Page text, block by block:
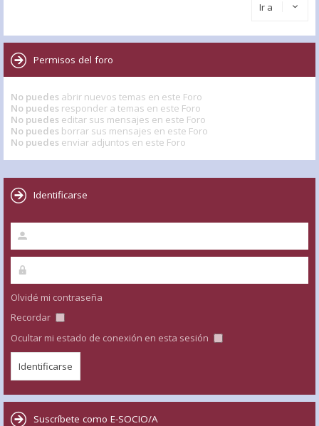
Ir a
Permisos del foro
No puedes abrir nuevos temas en este Foro
No puedes responder a temas en este Foro
No puedes editar sus mensajes en este Foro
No puedes borrar sus mensajes en este Foro
No puedes enviar adjuntos en este Foro
Identificarse
Olvidé mi contraseña
Recordar
Ocultar mi estado de conexión en esta sesión
Suscríbete como E-SOCIO/A